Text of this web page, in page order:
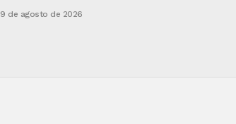
9 de agosto de 2026